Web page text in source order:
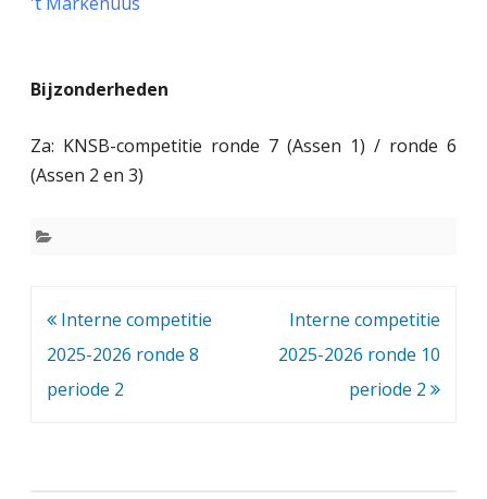
r
e
p
e
Bijzonderheden
Za: KNSB-competitie ronde 7 (Assen 1) / ronde 6
(Assen 2 en 3)
Bericht
navigatie
Interne competitie
2025-2026 ronde 8
periode 2
Interne competitie
2025-2026 ronde 10
periode 2